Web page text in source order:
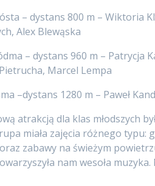
– dystans 800 m – Wiktoria
Alex Blewąska
– dystans 960 m – Patrycja
Marcel Lempa
–dystans 1280 m – Paweł
atrakcją dla klas młodszych
miała zajęcia różnego
zabawy na świeżym
nam wesoła